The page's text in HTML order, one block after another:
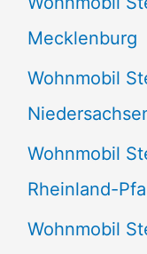
Mecklenburg
Wohnmobil
Wohnmobil
Rheinland-
Wohnmobil